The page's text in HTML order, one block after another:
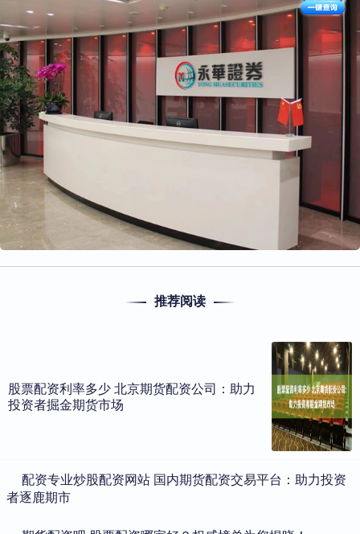
推荐阅读
股票配资利率多少 北京期货配资公司：助力
投资者掘金期货市场
​配资专业炒股配资网站 国内期货配资交易平台：助力投资
者逐鹿期市